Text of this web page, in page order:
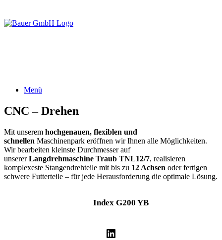
Menü
CNC – Drehen
Mit unserem hochgenauen, flexiblen und
schnellen Maschinenpark eröffnen wir Ihnen alle Möglichkeiten.
Wir bearbeiten kleinste Durchmesser auf
unsererLangdrehmaschine Traub TNL12/7, realisieren
komplexeste Stangendrehteile mit bis zu 12 Achsen oder fertigen
schwere Futterteile – für jede Herausforderung die optimale Lösung.
Index G200 YB
LinkedIn